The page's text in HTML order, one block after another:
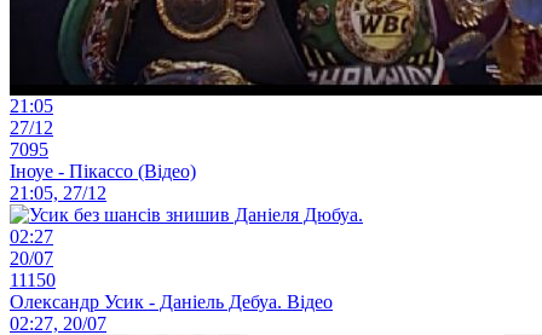
21:05
27/12
7095
Іноуе - Пікассо (Відео)
21:05, 27/12
02:27
20/07
11150
Олександр Усик - Даніель Дебуа. Відео
02:27, 20/07